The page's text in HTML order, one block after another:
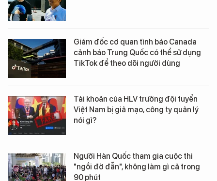
Giám đốc cơ quan tình báo Canada
cảnh báo Trung Quốc có thể sử dụng
TikTok để theo dõi người dùng
Tài khoản của HLV trưởng đội tuyển
Việt Nam bị giả mạo, công ty quản lý
nói gì?
Người Hàn Quốc tham gia cuộc thi
"ngồi đờ đẫn", không làm gì cả trong
90 phút